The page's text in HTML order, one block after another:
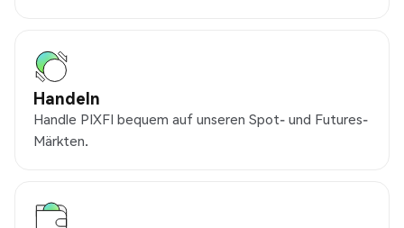
Handeln
Handle PIXFI bequem auf unseren Spot- und Futures-
Märkten.